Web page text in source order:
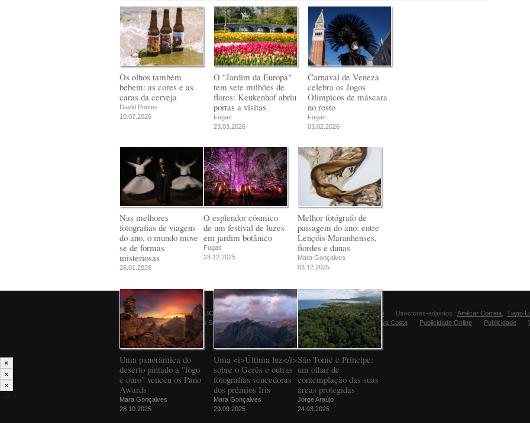
Os olhos também
bebem: as cores e as
caras da cerveja
David Pontes
10.07.2026
O "Jardim da Europa"
tem sete milhões de
flores: Keukenhof abriu
portas a visitas
Fugas
23.03.2026
Carnaval de Veneza
celebra os Jogos
Olímpicos de máscara
no rosto
Fugas
03.02.2026
Nas melhores
fotografias de viagens
do ano, o mundo move-
se de formas
misteriosas
26.01.2026
O esplendor cósmico
de um festival de luzes
em jardim botânico
Fugas
23.12.2025
Melhor fotógrafo de
paisagem do ano: entre
Lençóis Maranhenses,
fiordes e dunas
Mara Gonçalves
03.12.2025
Uma panorâmica do
deserto pintado a "fogo
e ouro" venceu os Pano
Awards
Mara Gonçalves
28.10.2025
Uma <i>Última luz</i>
sobre o Gerês e outras
fotografias vencedoras
dos prémios Iris
Mara Gonçalves
29.09.2025
São Tomé e Príncipe:
um olhar de
contemplação das suas
áreas protegidas
Jorge Araújo
24.03.2025
© 2026PÚBLICO
Comunicação Social SA
Director:Manuel Carvalho Directores-adjuntos : Amilcar Correia
Tiago
Editora Fugas:Sandra Silva Costa Publicidade Online Publicidade
×
×
×